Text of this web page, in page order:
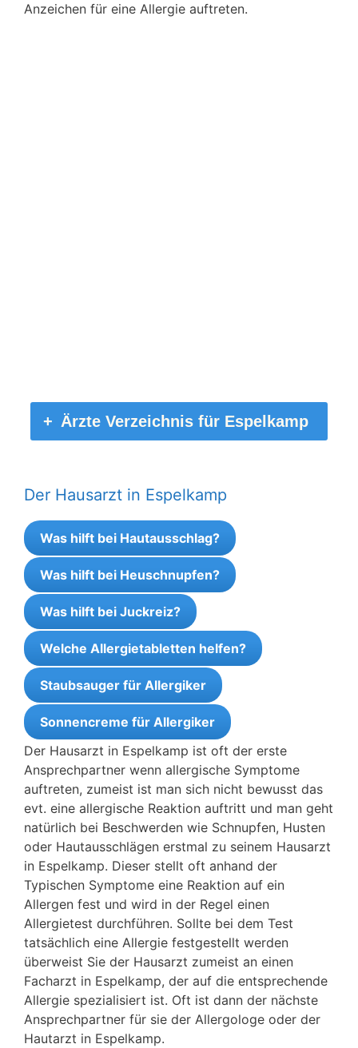
Anzeichen für eine Allergie auftreten.
Ärzte Verzeichnis für Espelkamp
Der Hausarzt in Espelkamp
Was hilft bei Hautausschlag?
Was hilft bei Heuschnupfen?
Was hilft bei Juckreiz?
Welche Allergietabletten helfen?
Staubsauger für Allergiker
Sonnencreme für Allergiker
Der Hausarzt in Espelkamp ist oft der erste
Ansprechpartner wenn allergische Symptome
auftreten, zumeist ist man sich nicht bewusst das
evt. eine allergische Reaktion auftritt und man geht
natürlich bei Beschwerden wie Schnupfen, Husten
oder Hautausschlägen erstmal zu seinem Hausarzt
in Espelkamp. Dieser stellt oft anhand der
Typischen Symptome eine Reaktion auf ein
Allergen fest und wird in der Regel einen
Allergietest durchführen. Sollte bei dem Test
tatsächlich eine Allergie festgestellt werden
überweist Sie der Hausarzt zumeist an einen
Facharzt in Espelkamp, der auf die entsprechende
Allergie spezialisiert ist. Oft ist dann der nächste
Ansprechpartner für sie der Allergologe oder der
Hautarzt in Espelkamp.